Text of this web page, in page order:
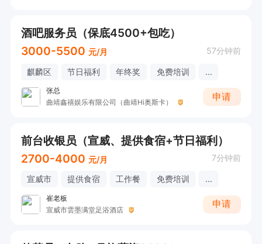
酒吧服务员（保底4500+包吃）
3000-5500 元/月 57分钟前
麒麟区 节日福利 年终奖 免费培训 ...
张总
曲靖鑫禧娱乐有限公司（曲靖Hi奥斯卡）
申请
前台收银员（宣威、提供食宿+节日福利）
2700-4000 元/月 7分钟前
宣威市 提供食宿 工作餐 免费培训 ...
崔老板
宣威市雲墨满堂足浴酒店
申请